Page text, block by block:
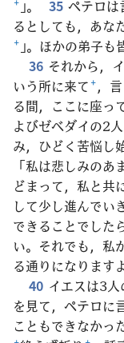
+ 」。 35 ペテロは
るとしても，あな
+ 」。ほかの弟子
36 それから，
いう所に来て+，
る間，ここに座っ
よびゼベダイの2
み，ひどく苦悩し
「私は悲しみの
どまって，私と共
して少し進んでい
できることでした
い。それでも，私
る通りになります
40 イエスは3
を見て，ペテロに
こともできなかっ